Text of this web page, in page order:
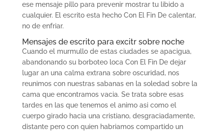
ese mensaje pillo para prevenir mostrar tu libido a
cualquier. El escrito esta hecho Con El Fin De calentar,
no de enfriar.
Mensajes de escrito para excitr sobre noche
Cuando el murmullo de estas ciudades se apacigua,
abandonando su borboteo loca Con El Fin De dejar
lugar an una calma extrana sobre oscuridad, nos
reunimos con nuestras sabanas en la soledad sobre la
cama que encontramos vacia. Se trata sobre esas
tardes en las que tenemos el animo asi­ como el
cuerpo girado hacia una cristiano, desgraciadamente,
distante pero con quien habriamos compartido un